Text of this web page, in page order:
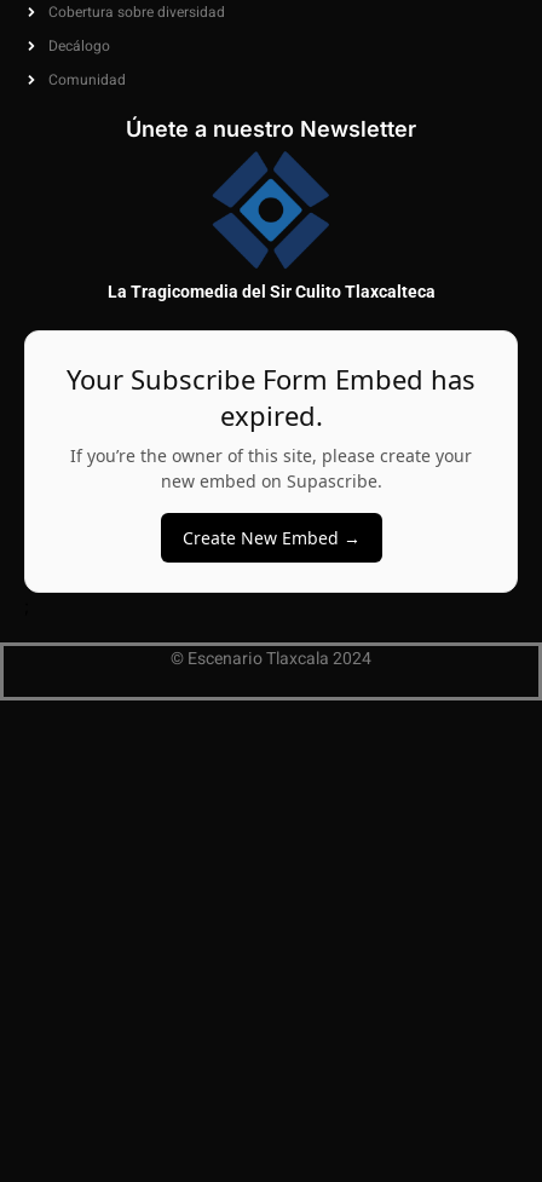
Cobertura sobre diversidad
Decálogo
Comunidad
Únete a nuestro Newsletter
La Tragicomedia del Sir Culito Tlaxcalteca
Your Subscribe Form Embed has
expired.
If you’re the owner of this site, please create your
new embed on Supascribe.
Create New Embed →
© Escenario Tlaxcala 2024